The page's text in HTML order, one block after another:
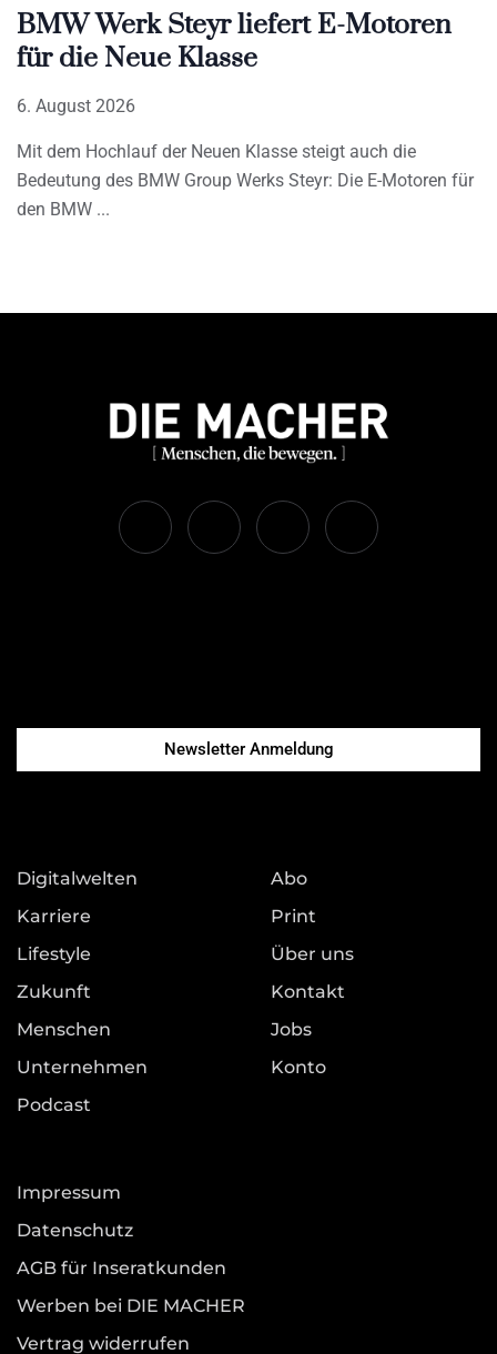
BMW Werk Steyr liefert E-Motoren
für die Neue Klasse
6. August 2026
Mit dem Hochlauf der Neuen Klasse steigt auch die
Bedeutung des BMW Group Werks Steyr: Die E-Motoren für
den BMW
Newsletter Anmeldung
Digitalwelten
Karriere
Lifestyle
Zukunft
Menschen
Unternehmen
Podcast
Abo
Print
Über uns
Kontakt
Jobs
Konto
Impressum
Datenschutz
AGB für Inseratkunden
Werben bei DIE MACHER
Vertrag widerrufen